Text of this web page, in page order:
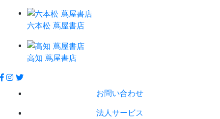
六本松 蔦屋書店
高知 蔦屋書店
お問い合わせ
法人サービス